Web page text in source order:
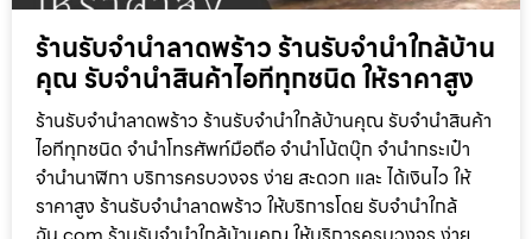
ร้านรับจำนำลาดพร้าว ร้านรับจำนำใกล้บ้าน
คุณ รับจำนำสินค้าไอทีทุกชนิด ให้ราคาสูง
ร้านรับจำนำลาดพร้าว ร้านรับจำนำใกล้บ้านคุณ รับจำนำสินค้า
ไอทีทุกชนิด จำนำโทรศัพท์มือถือ จำนำโน้ตบุ๊ก จำนำกระเป๋า
จำนำนาฬิกา บริการครบวงจร ง่าย สะดวก และ ได้เงินไว ให้
ราคาสูง ร้านรับจำนำลาดพร้าว ให้บริการโดย รับจํานําใกล้